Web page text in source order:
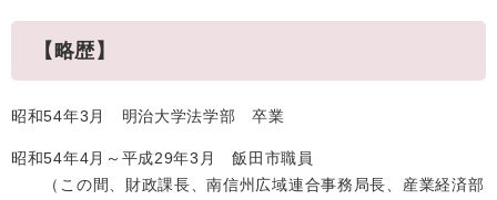
【略歴】
昭和54年3月 明治大学法学部 卒業
昭和54年4月～平成29年3月 飯田市職員
（この間、財政課長、南信州広域連合事務局長、産業経済部